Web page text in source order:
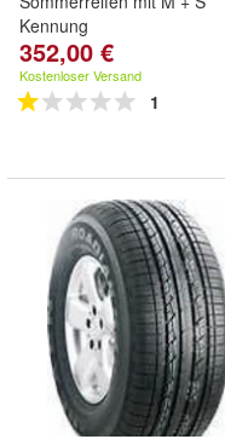
Kennung
352,00 €
Kostenloser Versand
1